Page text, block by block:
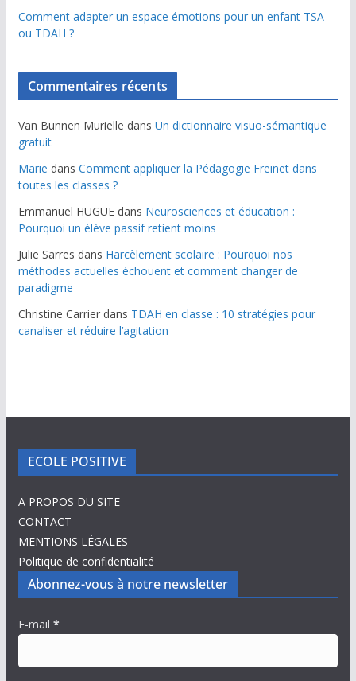
Comment adapter un espace émotions pour un enfant TSA
ou TDAH ?
Commentaires récents
Van Bunnen Murielle dans Un dictionnaire visuo-sémantique
gratuit
Marie dans Comment appliquer la Pédagogie Freinet dans
toutes les classes ?
Emmanuel HUGUEdans Neurosciences et éducation :
Pourquoi un élève passif retient moins
Julie Sarres dans Harcèlement scolaire : Pourquoi nos
méthodes actuelles échouent et comment changer de
paradigme
Christine Carrierdans TDAH en classe : 10 stratégies pour
canaliser et réduire l’agitation
ECOLE POSITIVE
A PROPOS DU SITE
CONTACT
MENTIONS LÉGALES
Politique de confidentialité
Abonnez-vous à notre newsletter
E-mail *